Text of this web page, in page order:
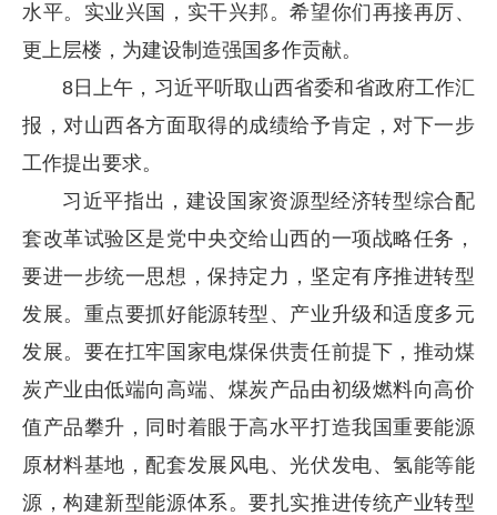
水平。实业兴国，实干兴邦。希望你们再接再厉、
更上层楼，为建设制造强国多作贡献。
8日上午，习近平听取山西省委和省政府工作汇
报，对山西各方面取得的成绩给予肯定，对下一步
工作提出要求。
习近平指出，建设国家资源型经济转型综合配
套改革试验区是党中央交给山西的一项战略任务，
要进一步统一思想，保持定力，坚定有序推进转型
发展。重点要抓好能源转型、产业升级和适度多元
发展。要在扛牢国家电煤保供责任前提下，推动煤
炭产业由低端向高端、煤炭产品由初级燃料向高价
值产品攀升，同时着眼于高水平打造我国重要能源
原材料基地，配套发展风电、光伏发电、氢能等能
源，构建新型能源体系。要扎实推进传统产业转型